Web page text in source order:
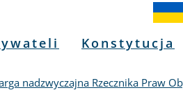
Konstytucja
nadzwyczajna Rzecznika Praw